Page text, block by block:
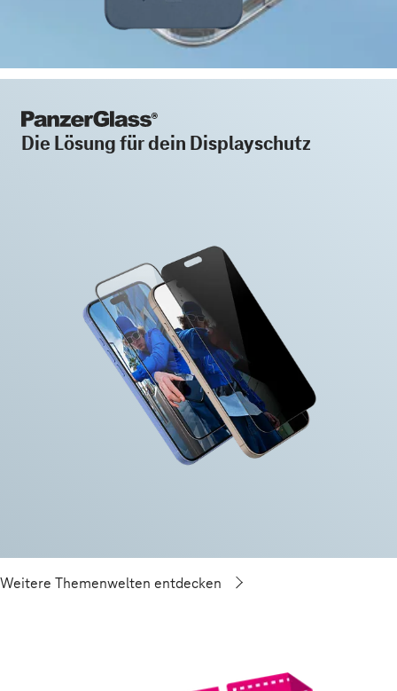
Die Lösung für dein Displayschutz
Weitere Themenwelten entdecken